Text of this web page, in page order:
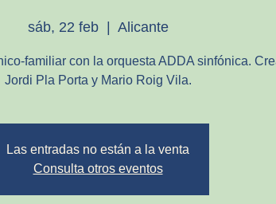
sáb, 22 feb
  |
Alicante
familiar con la orquesta ADDA sinfónica.
Jordi Pla Porta y Mario Roig Vila.
Las entradas no están a la venta
Consulta otros eventos